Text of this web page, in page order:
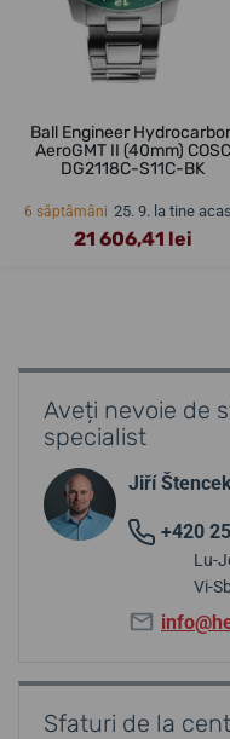
Ball Engineer
AeroGMT II (40mm) COSC
DG2118C-S11C-BK
6 săptămâni 25. 9. la tine
21 606,41 lei
Aveți nevoie de
specialist
Jiří
+420
Lu-
Vi-Sb
Sfaturi de la